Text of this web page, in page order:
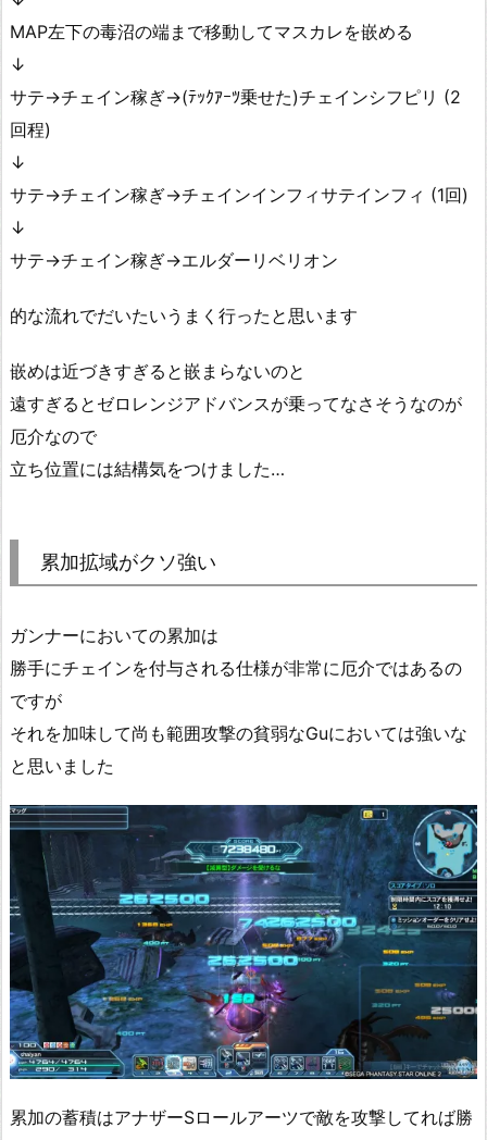
MAP左下の毒沼の端まで移動してマスカレを嵌める
↓
サテ→チェイン稼ぎ→(ﾃｯｸｱｰﾂ乗せた)チェインシフピリ (2
回程)
↓
サテ→チェイン稼ぎ→チェインインフィサテインフィ (1回)
↓
サテ→チェイン稼ぎ→エルダーリベリオン
的な流れでだいたいうまく行ったと思います
嵌めは近づきすぎると嵌まらないのと
遠すぎるとゼロレンジアドバンスが乗ってなさそうなのが
厄介なので
立ち位置には結構気をつけました…
累加拡域がクソ強い
ガンナーにおいての累加は
勝手にチェインを付与される仕様が非常に厄介ではあるの
ですが
それを加味して尚も範囲攻撃の貧弱なGuにおいては強いな
と思いました
累加の蓄積はアナザーSロールアーツで敵を攻撃してれば勝